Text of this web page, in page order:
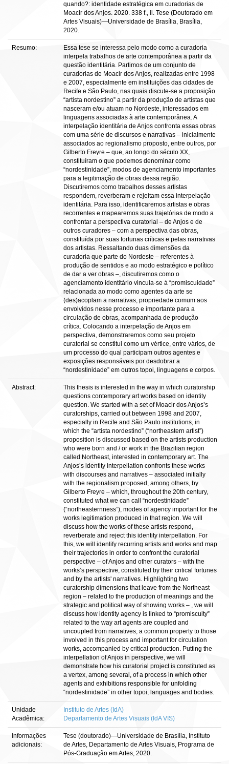
quando?: identidade estratégica em curadorias de
Moacir dos Anjos. 2020. 338 f., il. Tese (Doutorado em
Artes Visuais)—Universidade de Brasília, Brasília,
2020.
Resumo:
Essa tese se interessa pelo modo como a curadoria
interpela trabalhos de arte contemporânea a partir da
questão identitária. Partimos de um conjunto de
curadorias de Moacir dos Anjos, realizadas entre 1998
e 2007, especialmente em instituições das cidades de
Recife e São Paulo, nas quais discute-se a proposição
“artista nordestino” a partir da produção de artistas que
nasceram e/ou atuam no Nordeste, interessados em
linguagens associadas à arte contemporânea. A
interpelação identitária de Anjos confronta essas obras
com uma série de discursos e narrativas – inicialmente
associados ao regionalismo proposto, entre outros, por
Gilberto Freyre – que, ao longo do século XX,
constituíram o que podemos denominar como
“nordestinidade”, modos de agenciamento importantes
para a legitimação de obras dessa região.
Discutiremos como trabalhos desses artistas
respondem, reverberam e rejeitam essa interpelação
identitária. Para isso, identificaremos artistas e obras
recorrentes e mapearemos suas trajetórias de modo a
confrontar a perspectiva curatorial – de Anjos e de
outros curadores – com a perspectiva das obras,
constituída por suas fortunas críticas e pelas narrativas
dos artistas. Ressaltando duas dimensões da
curadoria que parte do Nordeste – referentes à
produção de sentidos e ao modo estratégico e político
de dar a ver obras –, discutiremos como o
agenciamento identitário vincula-se à “promiscuidade”
relacionada ao modo como agentes da arte se
(des)acoplam a narrativas, propriedade comum aos
envolvidos nesse processo e importante para a
circulação de obras, acompanhada de produção
crítica. Colocando a interpelação de Anjos em
perspectiva, demonstraremos como seu projeto
curatorial se constitui como um vértice, entre vários, de
um processo do qual participam outros agentes e
exposições responsáveis por desdobrar a
“nordestinidade” em outros topoi, linguagens e corpos.
Abstract:
This thesis is interested in the way in which curatorship
questions contemporary art works based on identity
question. We started with a set of Moacir dos Anjos’s
curatorships, carried out between 1998 and 2007,
especially in Recife and São Paulo institutions, in
which the “artista nordestino” (“northeastern artist”)
proposition is discussed based on the artists production
who were born and / or work in the Brazilian region
called Northeast, interested in contemporary art. The
Anjos’s identity interpellation confronts these works
with discourses and narratives – associated initially
with the regionalism proposed, among others, by
Gilberto Freyre – which, throughout the 20th century,
constituted what we can call “nordestinidade”
(“northeasternness”), modes of agency important for the
works legitimation produced in that region. We will
discuss how the works of these artists respond,
reverberate and reject this identity interpellation. For
this, we will identify recurring artists and works and map
their trajectories in order to confront the curatorial
perspective – of Anjos and other curators – with the
works’s perspective, constituted by their critical fortunes
and by the artists' narratives. Highlighting two
curatorship dimensions that leave from the Northeast
region – related to the production of meanings and the
strategic and political way of showing works – , we will
discuss how identity agency is linked to “promiscuity”
related to the way art agents are coupled and
uncoupled from narratives, a common property to those
involved in this process and important for circulation
works, accompanied by critical production. Putting the
interpellation of Anjos in perspective, we will
demonstrate how his curatorial project is constituted as
a vertex, among several, of a process in which other
agents and exhibitions responsible for unfolding
“nordestinidade” in other topoi, languages and bodies.
Unidade
Acadêmica:
Instituto de Artes (IdA)
Departamento de Artes Visuais (IdA VIS)
Informações
adicionais:
Tese (doutorado)—Universidade de Brasília, Instituto
de Artes, Departamento de Artes Visuais, Programa de
Pós-Graduação em Artes, 2020.